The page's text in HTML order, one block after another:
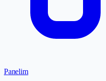
Panelim